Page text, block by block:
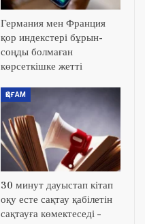
Германия мен Франция
қор индекстері бұрын-
соңды болмаған
көрсеткішке жетті
ҚОҒАМ
30 минут дауыстап кітап
оқу есте сақтау қабілетін
сақтауға көмектеседі –